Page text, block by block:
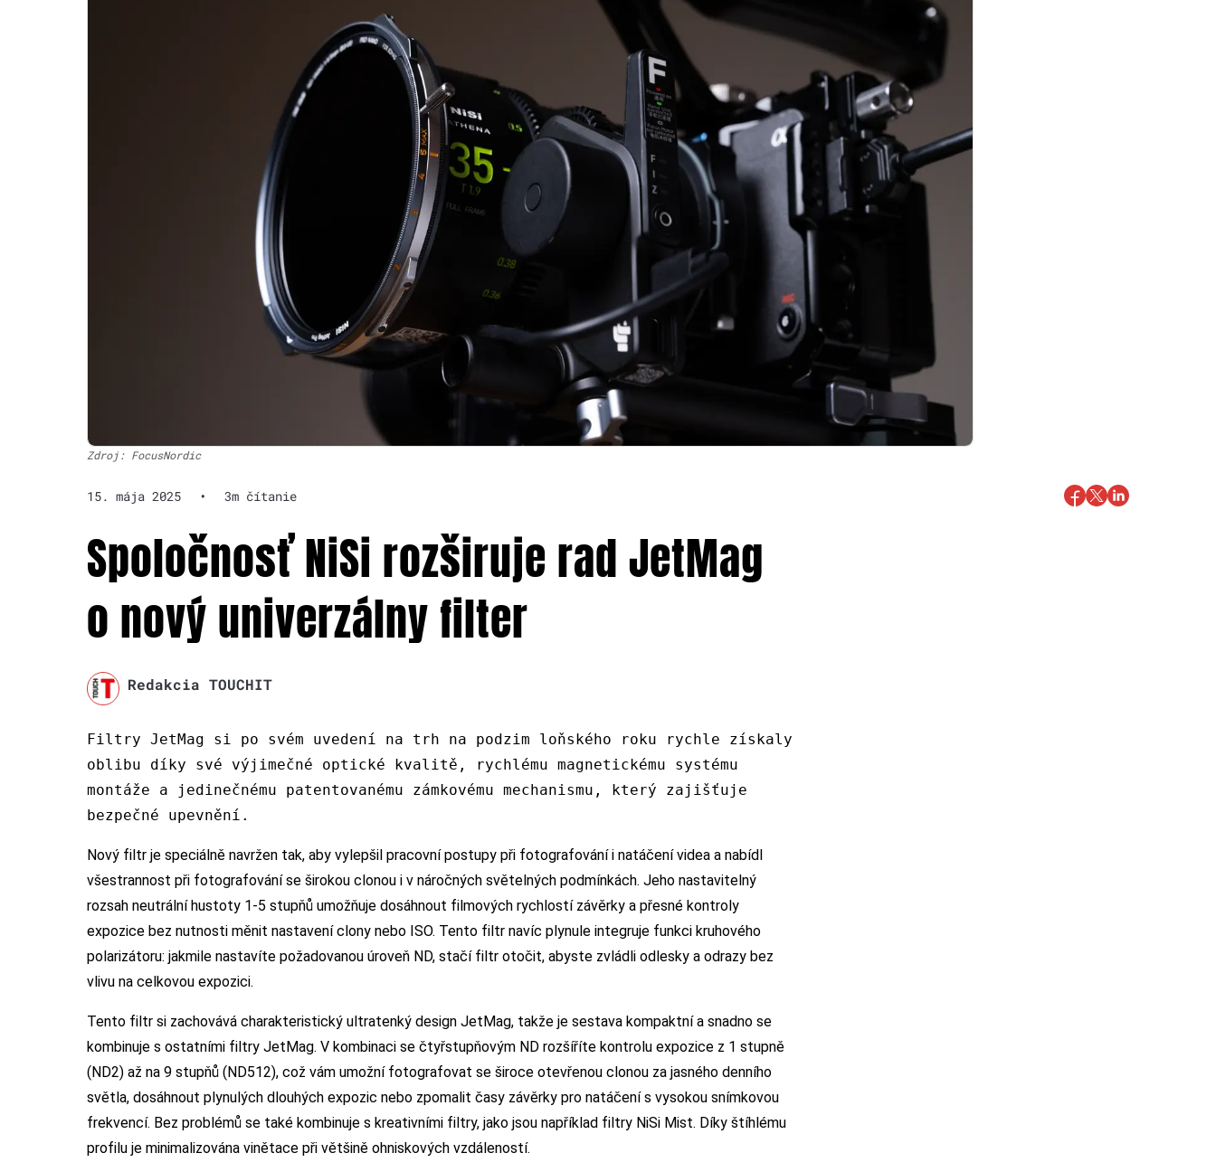
Zdroj: FocusNordic
15. mája 2025 • 3m čítanie
Spoločnosť NiSi rozširuje rad JetMag
o nový univerzálny filter
Redakcia TOUCHIT
Filtry JetMag si po svém uvedení na trh na podzim loňského roku rychle získaly
oblibu díky své výjimečné optické kvalitě, rychlému magnetickému systému
montáže a jedinečnému patentovanému zámkovému mechanismu, který zajišťuje
bezpečné upevnění.
Nový filtr je speciálně navržen tak, aby vylepšil pracovní postupy při fotografování i natáčení videa a nabídl
všestrannost při fotografování se širokou clonou i v náročných světelných podmínkách. Jeho nastavitelný
rozsah neutrální hustoty 1-5 stupňů umožňuje dosáhnout filmových rychlostí závěrky a přesné kontroly
expozice bez nutnosti měnit nastavení clony nebo ISO. Tento filtr navíc plynule integruje funkci kruhového
polarizátoru: jakmile nastavíte požadovanou úroveň ND, stačí filtr otočit, abyste zvládli odlesky a odrazy bez
vlivu na celkovou expozici.
Tento filtr si zachovává charakteristický ultratenký design JetMag, takže je sestava kompaktní a snadno se
kombinuje s ostatními filtry JetMag. V kombinaci se čtyřstupňovým ND rozšíříte kontrolu expozice z 1 stupně
(ND2) až na 9 stupňů (ND512), což vám umožní fotografovat se široce otevřenou clonou za jasného denního
světla, dosáhnout plynulých dlouhých expozic nebo zpomalit časy závěrky pro natáčení s vysokou snímkovou
frekvencí. Bez problémů se také kombinuje s kreativními filtry, jako jsou například filtry NiSi Mist. Díky štíhlému
profilu je minimalizována vinětace při většině ohniskových vzdáleností.